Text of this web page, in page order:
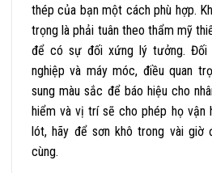
thép của bạn một cách phù hợp.
trọng là phải tuân theo thẩm mỹ
để có sự đối xứng lý tưởng. Đối
nghiệp và máy móc, điều quan
sung màu sắc để báo hiệu cho
hiểm và vị trí sẽ cho phép họ vận
lót, hãy để sơn khô trong vài giờ
cùng.